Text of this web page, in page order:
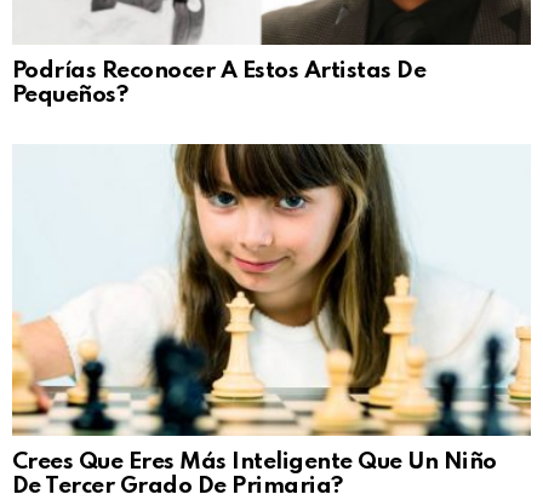
Podrías Reconocer A Estos Artistas De
Pequeños?
Crees Que Eres Más Inteligente Que Un Niño
De Tercer Grado De Primaria?